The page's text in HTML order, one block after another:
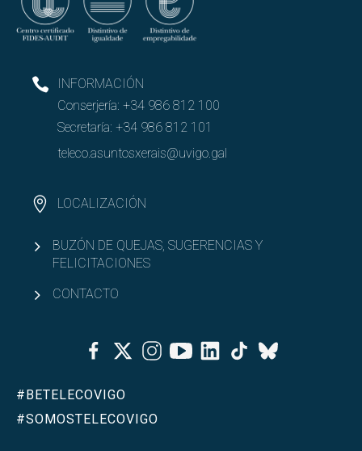
INFORMACIÓN
Conserjería: +34 986 812 100
Secretaría: +34 986 812 101
teleco.asuntosxerais@uvigo.gal
LOCALIZACIÓN
BUZÓN DE QUEJAS, SUGERENCIAS Y
FELICITACIONES
CONTACTO
FacebookTwitterInstagramYoutubeLinkedinTiktok
Bluesky
#BETELECOVIGO
#SOMOSTELECOVIGO